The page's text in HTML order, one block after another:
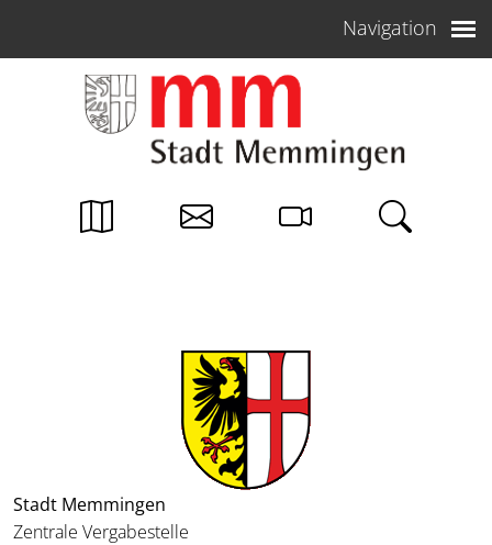
Navigation
Stadt Memmingen
Zentrale Vergabestelle